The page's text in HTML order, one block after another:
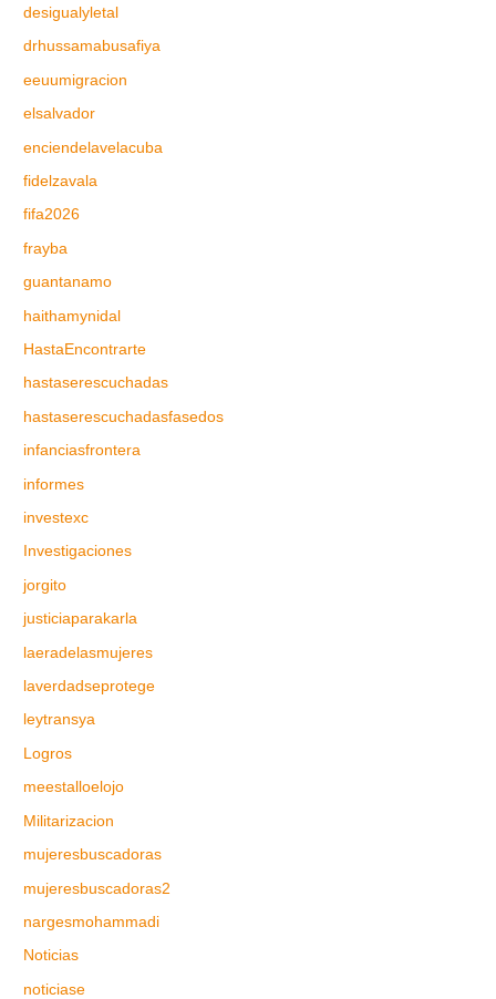
desigualyletal
drhussamabusafiya
eeuumigracion
elsalvador
enciendelavelacuba
fidelzavala
fifa2026
frayba
guantanamo
haithamynidal
HastaEncontrarte
hastaserescuchadas
hastaserescuchadasfasedos
infanciasfrontera
informes
investexc
Investigaciones
jorgito
justiciaparakarla
laeradelasmujeres
laverdadseprotege
leytransya
Logros
meestalloelojo
Militarizacion
mujeresbuscadoras
mujeresbuscadoras2
nargesmohammadi
Noticias
noticiase